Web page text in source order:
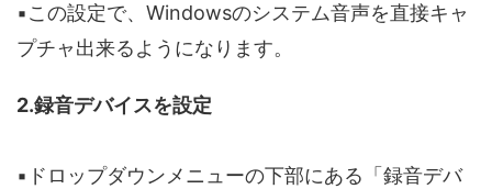
▪️この設定で、Windowsのシステム音声を直接キャ
プチャ出来るようになります。
2.録音デバイスを設定
▪️ドロップダウンメニューの下部にある「録音デバ